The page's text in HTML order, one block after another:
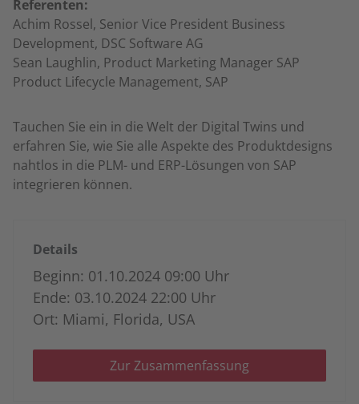
Referenten:
Achim Rossel, Senior Vice President Business
Development, DSC Software AG
Sean Laughlin, Product Marketing Manager SAP
Product Lifecycle Management, SAP
Tauchen Sie ein in die Welt der Digital Twins und
erfahren Sie, wie Sie alle Aspekte des Produktdesigns
nahtlos in die PLM- und ERP-Lösungen von SAP
integrieren können.
Details
Beginn: 01.10.2024 09:00 Uhr
Ende: 03.10.2024 22:00 Uhr
Ort: Miami, Florida, USA
Zur Zusammenfassung